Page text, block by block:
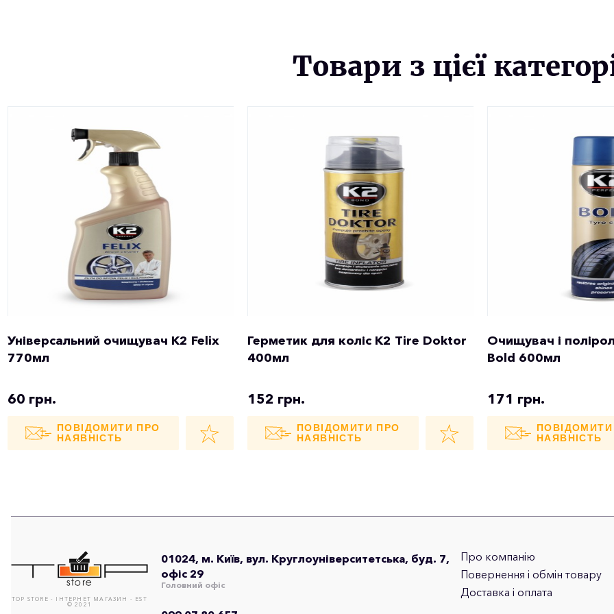
Товари з цієї
Універсальний очищувач K2 Felix
770мл
60 грн.
ПОВІДОМИТИ ПРО
НАЯВНІСТЬ
Герметик для коліс K2 Tire Doktor
400мл
152 грн.
ПОВІДОМИТИ ПРО
НАЯВНІСТЬ
Очищувач і
Bold 600мл
171 грн.
НАЯВНІСТЬ
TOP STORE - ІНТЕРНЕТ МАГАЗИН - EST
© 2021
01024, м. Київ, вул. Круглоуніверситетська, буд. 7,
офіс 29
Головний офіс
Про компанію
Повернення і обмін товару
Доставка і оплата